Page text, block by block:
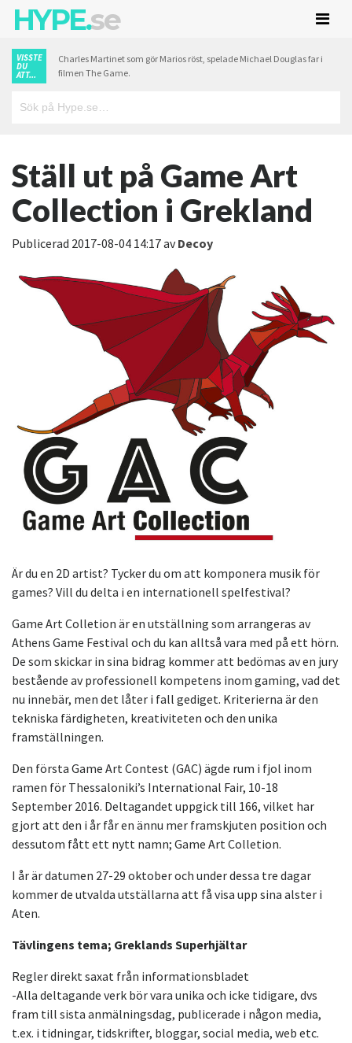
HYPE.se
VISSTE
DU
ATT...
Charles Martinet som gör Marios röst, spelade Michael Douglas far i
filmen The Game.
Ställ ut på Game Art
Collection i Grekland
Publicerad 2017-08-04 14:17avDecoy
Är du en 2D artist? Tycker du om att komponera musik för
games? Vill du delta i en internationell spelfestival?
Game Art Colletion är en utställning som arrangeras av
Athens Game Festival och du kan alltså vara med på ett hörn.
De som skickar in sina bidrag kommer att bedömas av en jury
bestående av professionell kompetens inom gaming, vad det
nu innebär, men det låter i fall gediget. Kriterierna är den
tekniska färdigheten, kreativiteten och den unika
framställningen.
Den första Game Art Contest (GAC) ägde rum i fjol inom
ramen för Thessaloniki’s International Fair, 10-18
September 2016. Deltagandet uppgick till 166, vilket har
gjort att den i år får en ännu mer framskjuten position och
dessutom fått ett nytt namn; Game Art Colletion.
I år är datumen 27-29 oktober och under dessa tre dagar
kommer de utvalda utställarna att få visa upp sina alster i
Aten.
Tävlingens tema; Greklands Superhjältar
Regler direkt saxat från informationsbladet
-Alla deltagande verk bör vara unika och icke tidigare, dvs
fram till sista anmälningsdag, publicerade i någon media,
t.ex. i tidningar, tidskrifter, bloggar, social media, web etc.